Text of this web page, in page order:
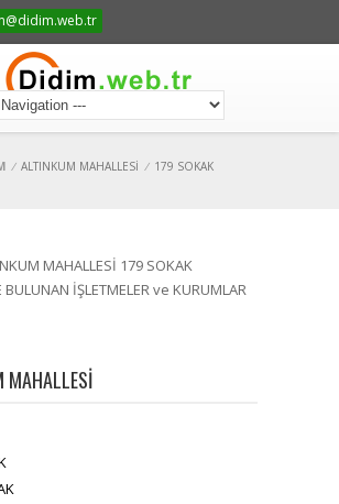
/ ALTINKUM MAHALLESİ / 179 SOKAK
MAHALLESİ 179 SOKAK
BULUNAN İŞLETMELER ve KURUMLAR
MAHALLESİ